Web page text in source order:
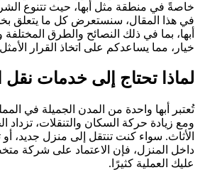
خاصةً في منطقة مثل أبها، حيث تتنوع
في هذا المقال، سنستعرض كل ما يتعلق
أبها، بما في ذلك النصائح والطرق
خيار، مما يساعدكم على اتخاذ القرار
لماذا تحتاج إلى خدمات نقل
تُعتبر أبها واحدة من المدن الجميلة في
ومع زيادة حركة السكان والتنقلات، تزداد
الأثاث. سواء كنت تنتقل إلى منزل جديد، أو
داخل المنزل، فإن الاعتماد على شركة
عليك العملية كثيرًا.